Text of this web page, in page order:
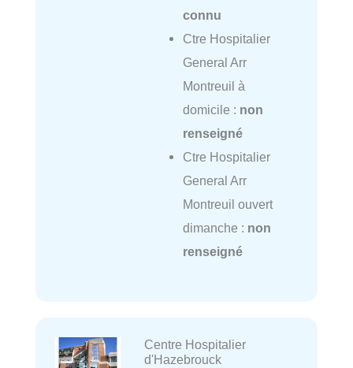
connu
Ctre Hospitalier
General Arr
Montreuil à
domicile : non
renseigné
Ctre Hospitalier
General Arr
Montreuil ouvert
dimanche : non
renseigné
Centre Hospitalier
d'Hazebrouck